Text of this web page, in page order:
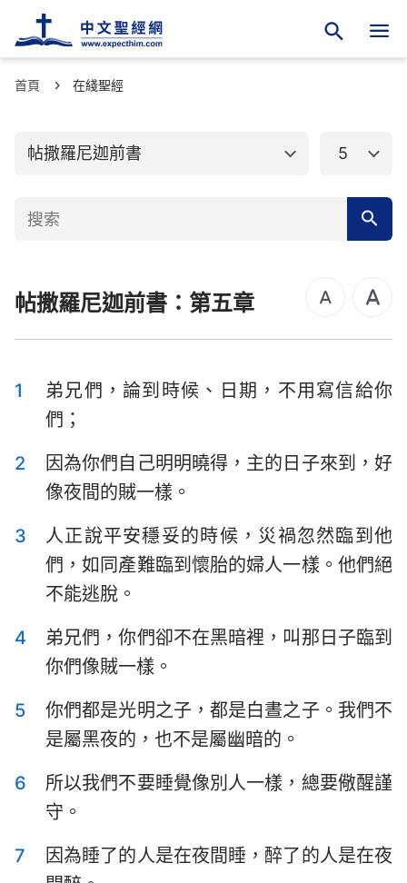
首頁 在綫聖經
帖撒羅尼迦前書
舊約聖經
馬太福音
使徒行傳
加拉太書 以弗所書
帖撒羅尼迦前書 帖撒羅尼迦後書
提摩太前書
提多書 腓利門書
彼得前書 彼得後書
約翰一書
約翰三書 猶大書
啟示錄
5
帖撒羅尼迦前書：第五章
1
弟兄們，論到時候、日期，不用寫信給你
們；
2
因為你們自己明明曉得，主的日子來到，好
像夜間的賊一樣。
3
人正說平安穩妥的時候，災禍忽然臨到他
們，如同產難臨到懷胎的婦人一樣。他們絕
不能逃脫。
4
弟兄們，你們卻不在黑暗裡，叫那日子臨到
你們像賊一樣。
5
你們都是光明之子，都是白晝之子。我們不
是屬黑夜的，也不是屬幽暗的。
6
所以我們不要睡覺像別人一樣，總要儆醒謹
守。
7
因為睡了的人是在夜間睡，醉了的人是在夜